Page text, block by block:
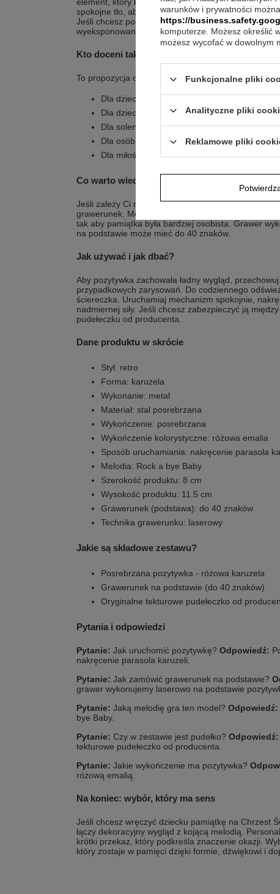
spokojne tło, aby różowa emalia i posrebrzane
Jeśli chcesz podkreślić jej charakter, postaw ją tak,
wyeksponowane.
Kto doceni taki wybór?
To propozycja dla osób, które szukają pamiątki o
Dla dziecka na Chrzest Św.
Dla dziecka na roczek
Dla solenizanta na kolejne urodziny
Dla osób, które chcą wręczyć pamiątkę z
Dla miłośników stylu retro i motywu karuzeli
Co warto wiedzieć o karuzeli z grawerem na
Jeśli zależy Ci na personalizacji, na podstawie
grawerunek. Może to być krótki napis z życzeniami,
tak aby pamiątka była bardziej osobista. Grawer
na podstawie może mieć do 40 znaków.
Jak używać i jak dbać?
Aby pozytywka zachowała ładny wygląd,
przypadkowych zarysowań. Do codziennego
ściereczka. Uruchamiaj mechanizm spokojnie,
nadmiernej siły. Jeśli chcesz zabezpieczyć ją
pudełeczku od producenta.
Dane produktu w skrócie
Styl: retro
Forma: karuzela
Wykonanie: metal
Materiał: stal posrebrzana
Wykończenie: posrebrzana
Wykończenie kolorystyczne: różowa emalia
Sposób uruchamiania: nakręcenie parasola
Melodia: Rock a bye Baby
Szerokość produktu: 8 cm
Wysokość produktu: 11.5 cm
Grawerunek (podstawa): do 40 znaków
Technika grawerunku: laserowy
Jakie są składowe zestawu?
Posrebrzana pozytywka - różowa karuzela
Grawerunek na podstawie (do 40 znaków)
Oryginalne tekturowe pudełeczko od
Pytania i odpowiedzi
Pytanie: Jak uruchomić pozytywkę? Odpowiedź:
nakręcenie parasola karuzeli.
Pytanie: Jak zamówić grawerunek na podstawie?
grawer wykonujemy laserowo na podstawie
Pytanie: Jaką melodię gra ten model? Odpowiedź:
bye Baby.
Pytanie: Czy w zestawie jest pudełko? Odpowiedź:
tekturowe pudełeczko od producenta.
Pytanie: Jakie wykończenie ma pozytywka?
różową emalią.
Na koniec: wybór, który ma sens
Jeśli chcesz wręczyć dziecku pamiątkę na Chrzest
łączy dekoracyjny wygląd z kojącą melodią.
krótki przekaz, który podkreśla znaczenie okazji.
który zostaje w pamięci dzięki formie, dźwiękowi i
warunków i prywatności
https://
komputerze. Możesz określić
możesz wycofać w dowolnym
Funkcjonalne pliki
Analityczne pliki
Reklamowe pliki